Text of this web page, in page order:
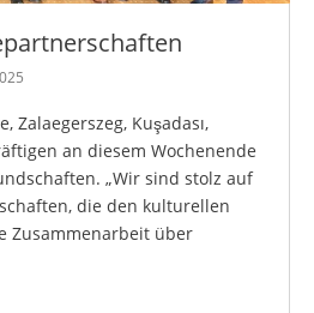
Zalaegerszeg, Kuşadası,
an diesem Wochenende
„Wir sind stolz auf
die den kulturellen
Zusammenarbeit über